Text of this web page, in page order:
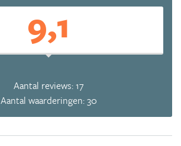
9,1
Aantal reviews: 17
Aantal waarderingen: 30